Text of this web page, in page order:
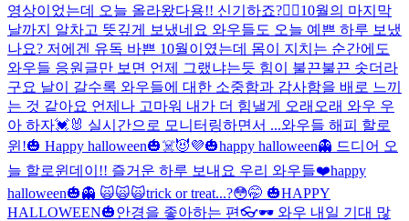
영상이었는데 오늘 올라왔다용!! 신기하죠?👍🏻10월의 마지막
날까지 알차고 뜻깊게 보냈네요 와우들도 오늘 예쁜 하루 보냈
나요? 저에겐 유독 바쁜 10월이였는데 몸이 지치는 순간에도
와우들 응원글만 보면 언제 그랬냐는듯 힘이 불끈불끈 솟더라
구요 날이 갈수록 와우들에 대한 소중함과 감사함을 배로 느끼
는 것 같아요 언제나 고마워 내가 더 힘낼게 오래오래 와우 우
아 하자💓🐰 실시간으로 모니터링하면서 ...와우들 해피 할로
윈!🎃 Happy halloween🎃☠️😈💜🎃happy halloween👻 드디어 오
늘 할로윈데이!! 즐거운 하루 보내요 우리 와우들❤️happy
halloween🎃👻 🙀🙀🙀trick or treat...?😳🤭 🎃HAPPY
HALLOWEEN🎃안경을 좋아하는 편👓🕶 와우 내일 기대 많